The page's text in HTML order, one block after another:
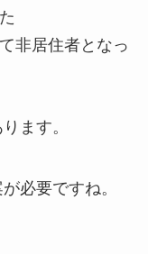
非居住者となっ
ます。
必要ですね。